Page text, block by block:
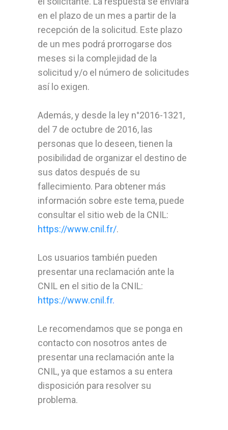
en el plazo de un mes a partir de la
recepción de la solicitud. Este plazo
de un mes podrá prorrogarse dos
meses si la complejidad de la
solicitud y/o el número de solicitudes
así lo exigen.
Además, y desde la ley n°2016-1321,
del 7 de octubre de 2016, las
personas que lo deseen, tienen la
posibilidad de organizar el destino de
sus datos después de su
fallecimiento. Para obtener más
información sobre este tema, puede
consultar el sitio web de la CNIL:
https://www.cnil.fr/.
Los usuarios también pueden
presentar una reclamación ante la
CNIL en el sitio de la CNIL:
https://www.cnil.fr.
Le recomendamos que se ponga en
contacto con nosotros antes de
presentar una reclamación ante la
CNIL, ya que estamos a su entera
disposición para resolver su
problema.